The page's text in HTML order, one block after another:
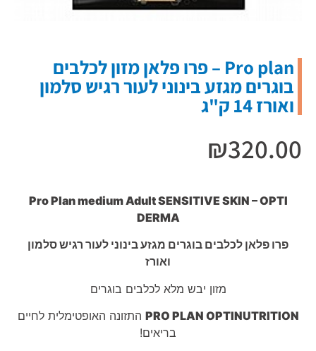
Pro plan – פרו פלאן מזון לכלבים
בוגרים מגזע בינוני לעור רגיש סלמון
ואורז 14 ק"ג
₪320.00
Pro Plan medium Adult SENSITIVE SKIN – OPTI
DERMA
פרו פלאן לכלבים בוגרים מגזע בינוני לעור רגיש סלמון
ואורז
מזון יבש מלא לכלבים בוגרים
PRO PLAN OPTINUTRITION התזונה האופטימלית לחיים
בריאים!